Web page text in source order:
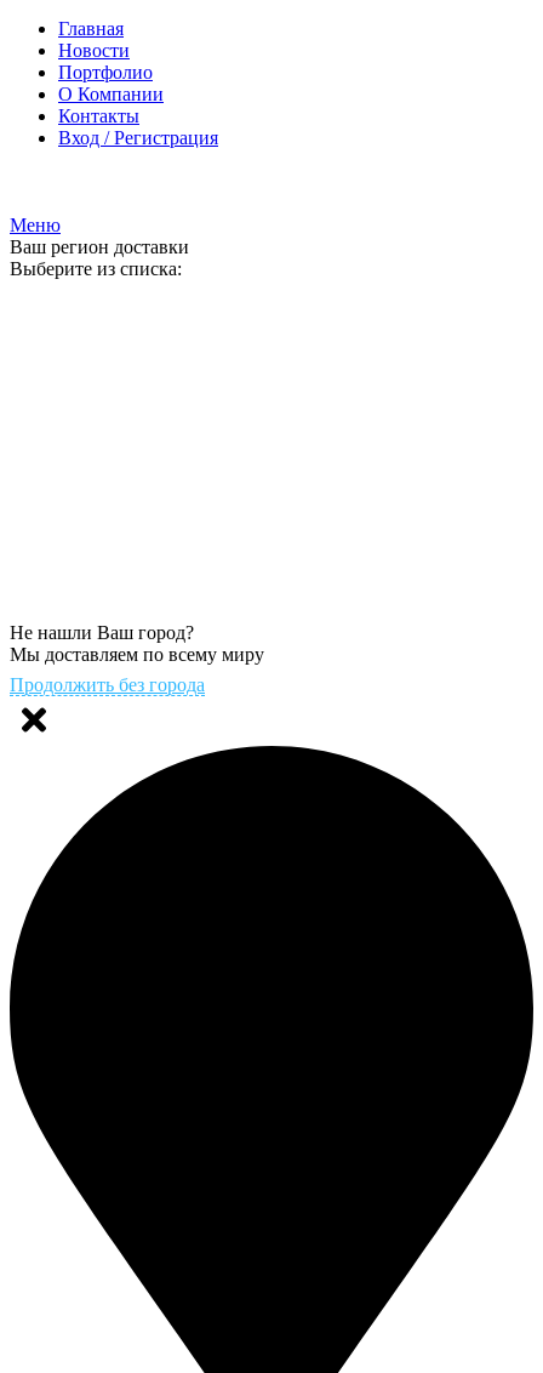
Главная
Новости
Портфолио
О Компании
Контакты
Вход / Регистрация
Меню
Ваш регион доставки
Выберите из списка:
Не нашли Ваш город?
Мы доставляем по всему миру
Продолжить без города